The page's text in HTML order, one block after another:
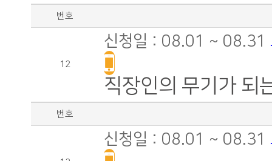
번호
12
신청일 : 08.01 ~ 08.31
직장인의 무기가 되
번호
신청일 : 08.01 ~ 08.31